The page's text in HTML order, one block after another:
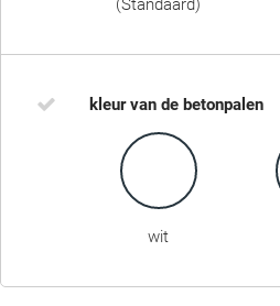
(Standaard)
kleur van de betonpalen
wit